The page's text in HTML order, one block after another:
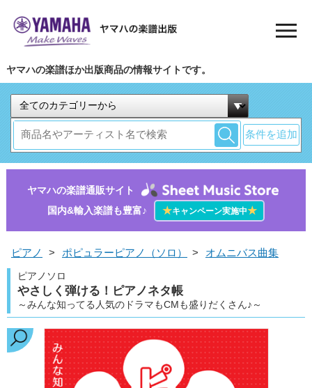
ヤマハの楽譜ほか出版商品の情報サイトです。
条件を追加
ヤマハの楽譜通販サイト
国内&輸入楽譜も豊富♪
★キャンペーン実施中★
ピアノ > ポピュラーピアノ（ソロ） > オムニバス曲集
ピアノソロ
やさしく弾ける！ピアノネタ帳
～みんな知ってる人気のドラマもCMも盛りだくさん♪～